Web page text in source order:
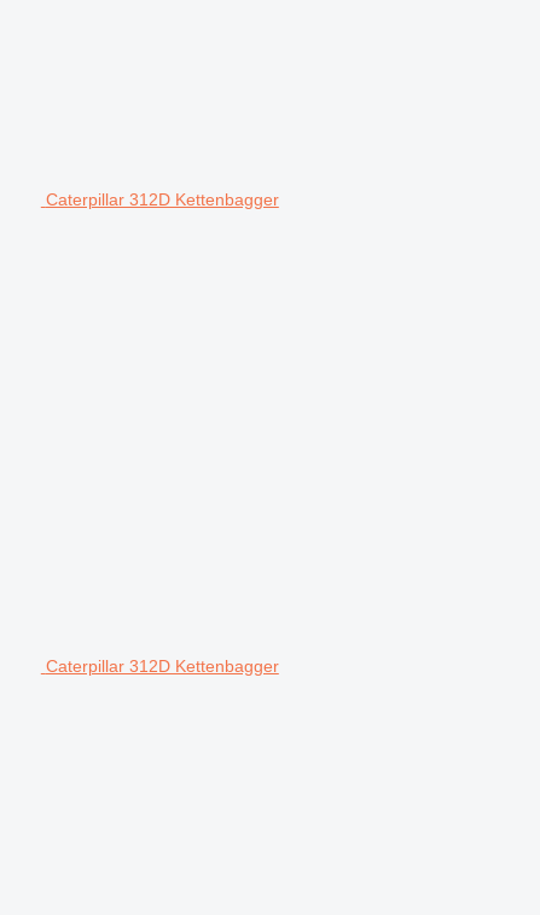
Caterpillar 312D Kettenbagger
Caterpillar 312D Kettenbagger